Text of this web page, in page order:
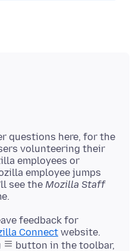
questions here, for the
volunteering their
employees or
employee jumps
see the Mozilla Staff
feedback for
Connect website.
button in the toolbar,